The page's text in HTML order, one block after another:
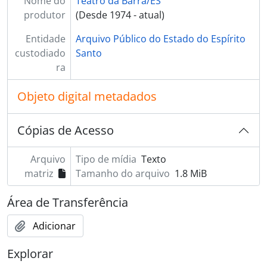
BR ESAPEES TBES.F - Acervo Fotográfico
produtor
(Desde 1974 - atual)
Entidade
custodiado
ra
Arquivo Público do Estado do Espírito
Santo
Objeto digital metadados
Cópias de Acesso
Arquivo
matriz
Tipo de mídia Texto
Tamanho do arquivo 1.8 MiB
Área de Transferência
Adicionar
Explorar